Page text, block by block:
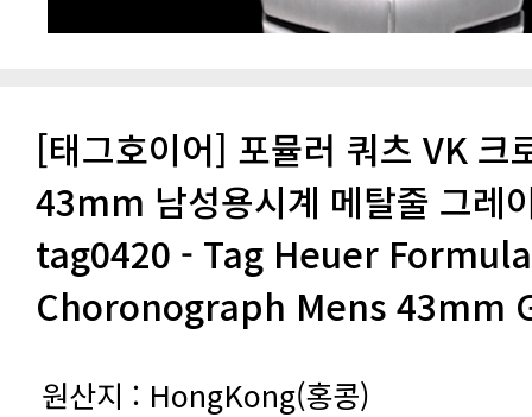
Choronograph Mens 43mm
원산지 : HongKong(홍콩)